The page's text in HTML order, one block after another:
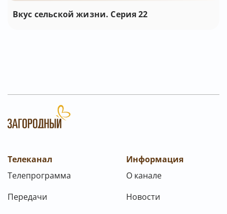
Вкус сельской жизни. Серия 22
Телеканал
Телепрограмма
Передачи
Информация
О канале
Новости